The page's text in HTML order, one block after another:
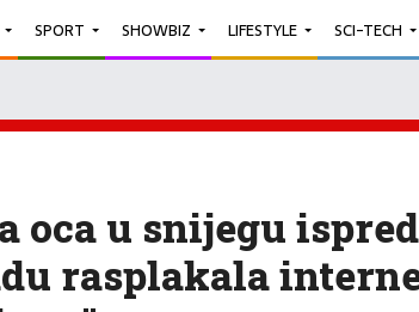
SPORT SHOWBIZ LIFESTYLE SCI-TECH
oca u snijegu
rasplakala